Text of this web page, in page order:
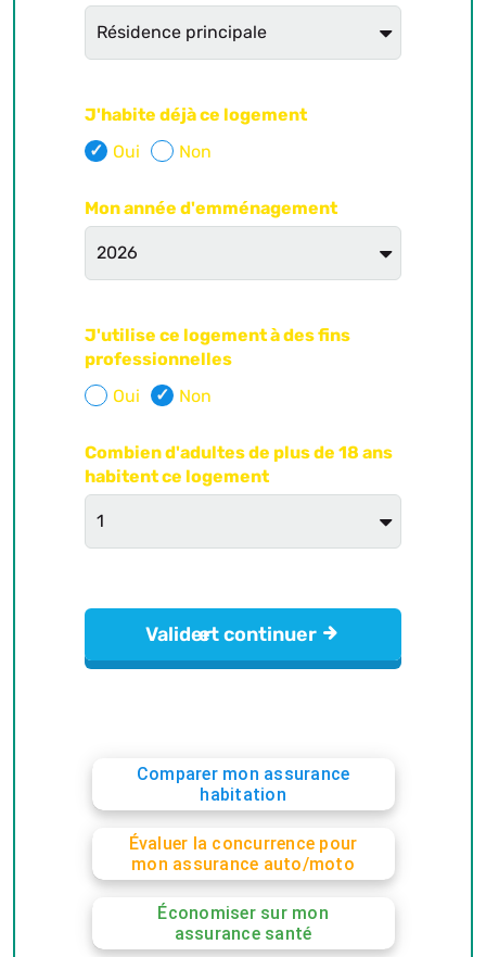
Comparer mon assurance
habitation
Évaluer la concurrence pour
mon assurance auto/moto
Économiser sur mon
assurance santé